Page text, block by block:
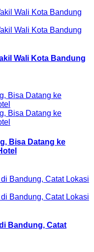
Wali Kota Bandung
Bisa Datang ke
Bandung, Catat